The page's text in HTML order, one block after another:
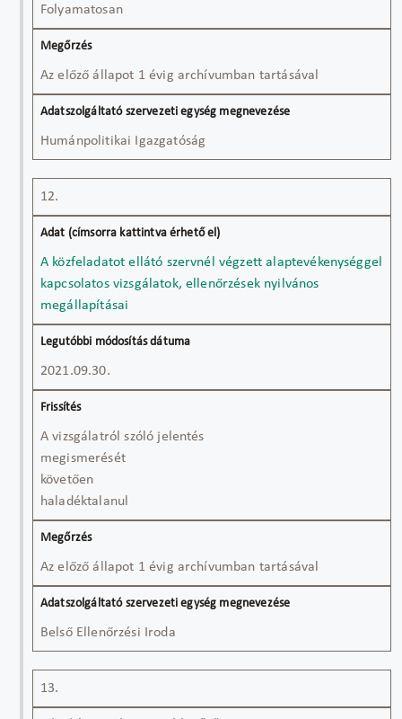
Folyamatosan
Az előző állapot 1 évig archívumban tartásával
Humánpolitikai Igazgatóság
12.
A közfeladatot ellátó szervnél végzett alaptevékenységgel
kapcsolatos vizsgálatok, ellenőrzések nyilvános
megállapításai
2021.09.30.
A vizsgálatról szóló jelentés
megismerését
követően
haladéktalanul
Az előző állapot 1 évig archívumban tartásával
Belső Ellenőrzési Iroda
13.